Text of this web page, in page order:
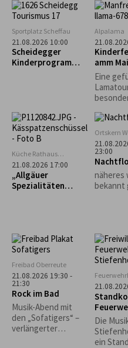
Kräuterpädagogin,
Pilzcoach (DGfM)
Dr. med. Helga
Wollmerstedt...
Sportplatz Scheffau
21.08.2026 10:00
Scheidegger
Kinderprogramm:
Alpalama
amm
Eine
Familien
60 €.
Küche Rathaus
Scheidegg
21.08.2026 17:00
„Allgäuer
Spezialitäten
Ortskern
Allgäu
23:00
näheres
bekannt
Freibad Oberreute
21.08.2026 19:30 -
21:30
Rock im Bad
Musik-Abend mit
den „Sofatigers“ –
verlängerter
Die
ein